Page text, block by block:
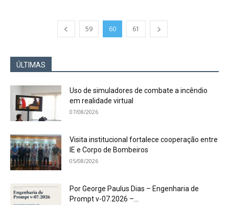
59 60 61
ÚLTIMAS
Uso de simuladores de combate a incêndio
em realidade virtual
07/08/2026
Visita institucional fortalece cooperação entre
IE e Corpo de Bombeiros
05/08/2026
Por George Paulus Dias – Engenharia de
Prompt v-07.2026 –...